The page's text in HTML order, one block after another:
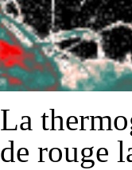
La
de rouge